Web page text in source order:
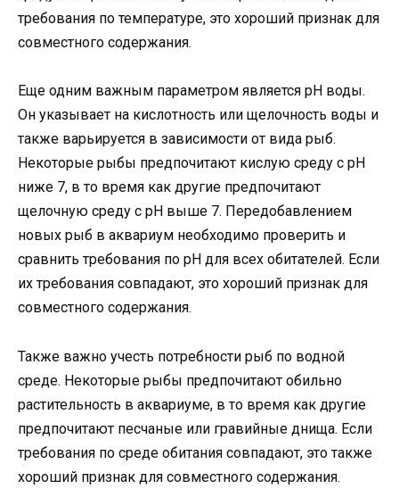
требования по температуре, это хороший признак для
совместного содержания.
Еще одним важным параметром является pH воды.
Он указывает на кислотность или щелочность воды и
также варьируется в зависимости от вида рыб.
Некоторые рыбы предпочитают кислую среду с pH
ниже 7, в то время как другие предпочитают
щелочную среду с pH выше 7. Передобавлением
новых рыб в аквариум необходимо проверить и
сравнить требования по pH для всех обитателей. Если
их требования совпадают, это хороший признак для
совместного содержания.
Также важно учесть потребности рыб по водной
среде. Некоторые рыбы предпочитают обильно
растительность в аквариуме, в то время как другие
предпочитают песчаные или гравийные днища. Если
требования по среде обитания совпадают, это также
хороший признак для совместного содержания.